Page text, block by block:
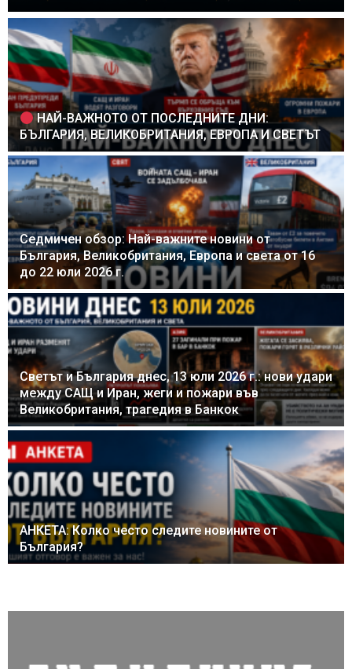
НАЙ-ВАЖНОТО ОТ ПОСЛЕДНИТЕ ДНИ:
БЪЛГАРИЯ, ВЕЛИКОБРИТАНИЯ, ЕВРОПА И СВЕТЪТ
Седмичен обзор: Най-важните новини от
България, Великобритания, Европа и света от 16
до 22 юли 2026 г.
Светът и България днес, 13 юли 2026 г.: нови удари
между САЩ и Иран, жеги и пожари във
Великобритания, трагедия в Банкок
АНКЕТА: Колко често следите новините от
България?